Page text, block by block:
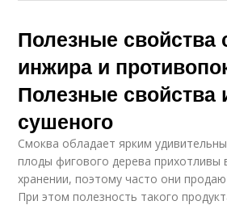
Полезные свойства
инжира и
Полезные свойства
сушеного
Смоква обладает ярким
плоды фигового дерева прихотливы
хранении, поэтому часто они
При этом полезность такого